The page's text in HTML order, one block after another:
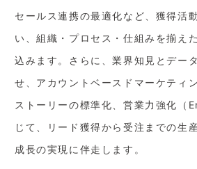
セールス連携の最適化など、獲得活
い、組織・プロセス・仕組みを揃え
込みます。さらに、業界知見とデー
せ、アカウントベースドマーケティ
ストーリーの標準化、営業力強化（
じて、リード獲得から受注までの生
成長の実現に伴走します。